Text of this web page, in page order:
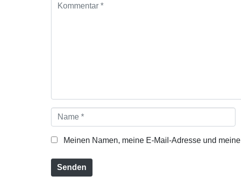
r
*
a
m
*
Meinen Namen, meine E-Mail-Adresse und
Senden